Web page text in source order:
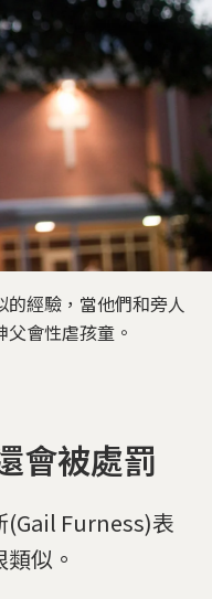
經驗，當他們和旁人
會性虐孩童。
會被處罰
(Gail Furness)表
似。